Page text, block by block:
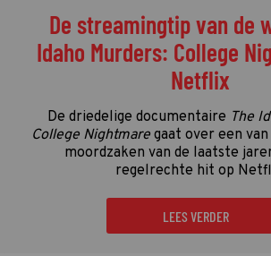
De streamingtip van de
Idaho Murders: College
Netflix
De driedelige documentaire The
College Nightmaregaat over een
moordzaken van de laatste
regelrechte hit op
LEES VERDER